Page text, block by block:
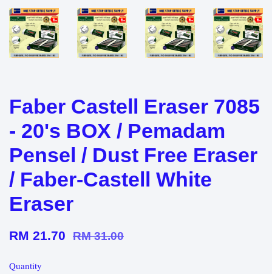
Faber Castell Eraser 7085
- 20's BOX / Pemadam
Pensel / Dust Free Eraser
/ Faber-Castell White
Eraser
RM 21.70 RM 31.00
Quantity